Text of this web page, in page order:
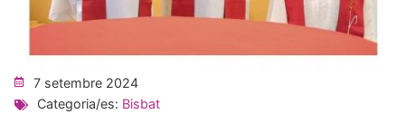
7 setembre 2024
Categoria/es: Bisbat